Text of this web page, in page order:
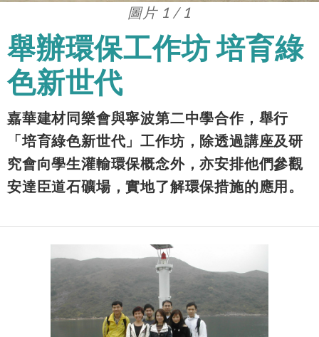
圖片 1 / 1
舉辦環保工作坊 培育綠
色新世代
嘉華建材同樂會與寧波第二中學合作，舉行
「培育綠色新世代」工作坊，除透過講座及研
究會向學生灌輸環保概念外，亦安排他們參觀
安達臣道石礦場，實地了解環保措施的應用。